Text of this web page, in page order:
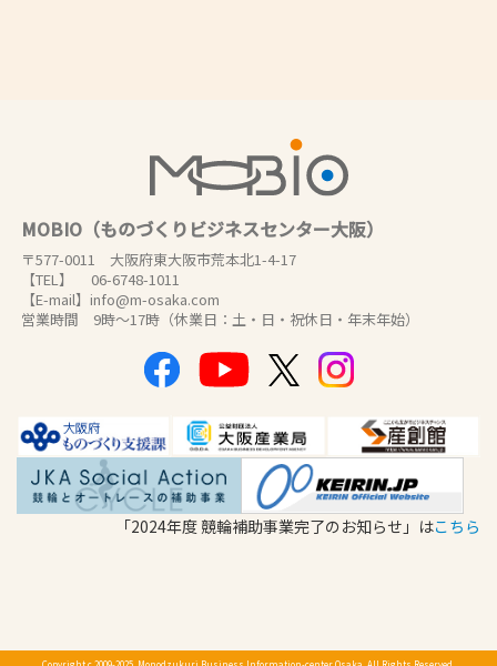
MOBIO（ものづくりビジネスセンター大阪）
〒577-0011 大阪府東大阪市荒本北1-4-17
【TEL】 06-6748-1011
【E-mail】info@m-osaka.com
営業時間 9時～17時（休業日：土・日・祝休日・年末年始）
「2024年度 競輪補助事業完了のお知らせ」はこちら